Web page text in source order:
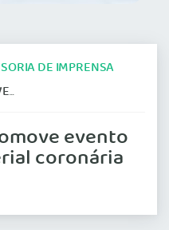
DE IMPRENSA
evento
coronária